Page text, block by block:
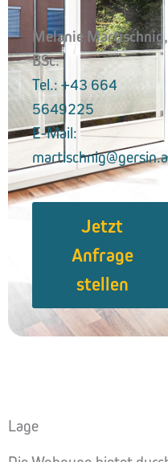
Melanie Martischnig,
BSc.
Tel.: +43 664
5649225
E-Mail:
Jetzt
Anfrage
stellen
Lage